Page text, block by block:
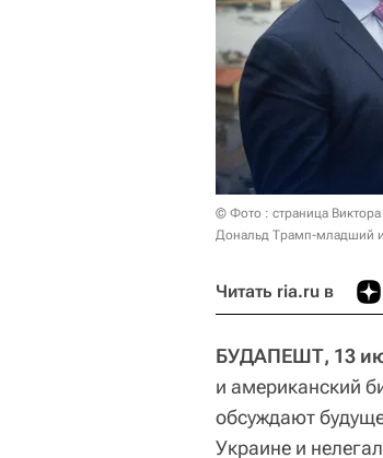
© Фото : страница Виктора
Дональд Трамп-младший
Читать ria.ru в
БУДАПЕШТ, 13
и американский
обсуждают
Украине и